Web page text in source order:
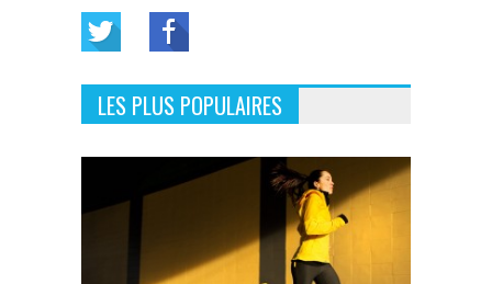
LES PLUS POPULAIRES